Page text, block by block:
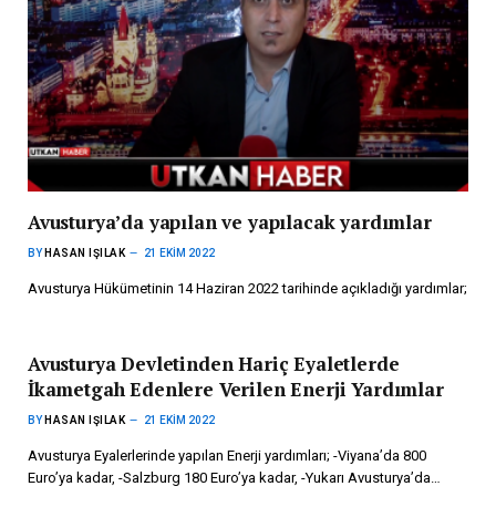
Avusturya’da yapılan ve yapılacak yardımlar
BY HASAN IŞILAK 21 EKIM 2022
Avusturya Hükümetinin 14 Haziran 2022 tarihinde açıkladığı yardımlar;
Avusturya Devletinden Hariç Eyaletlerde
İkametgah Edenlere Verilen Enerji Yardımlar
BY HASAN IŞILAK 21 EKIM 2022
Avusturya Eyalerlerinde yapılan Enerji yardımları; -Viyana’da 800
Euro’ya kadar, -Salzburg 180 Euro’ya kadar, -Yukarı Avusturya’da…